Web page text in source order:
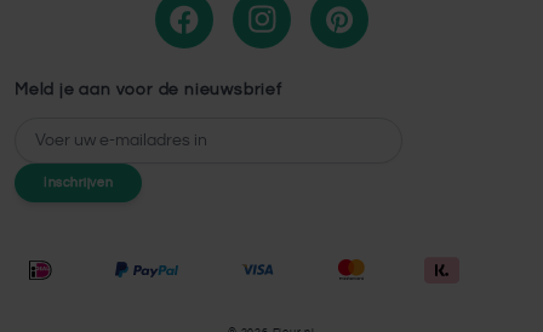
Meld je aan voor de nieuwsbrief
E-mailadres
Inschrijven